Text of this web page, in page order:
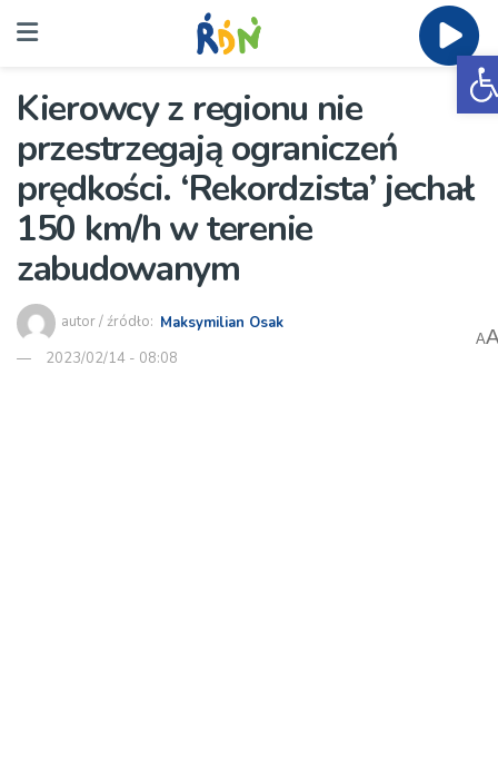
Kierowcy z regionu nie
przestrzegają ograniczeń
prędkości. ‘Rekordzista’ jechał
150 km/h w terenie
zabudowanym
autor / źródło: Maksymilian Osak
2023/02/14 - 08:08
A